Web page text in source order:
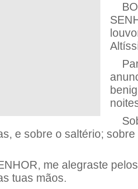
e sobre o saltério;
me alegraste
tuas mãos.